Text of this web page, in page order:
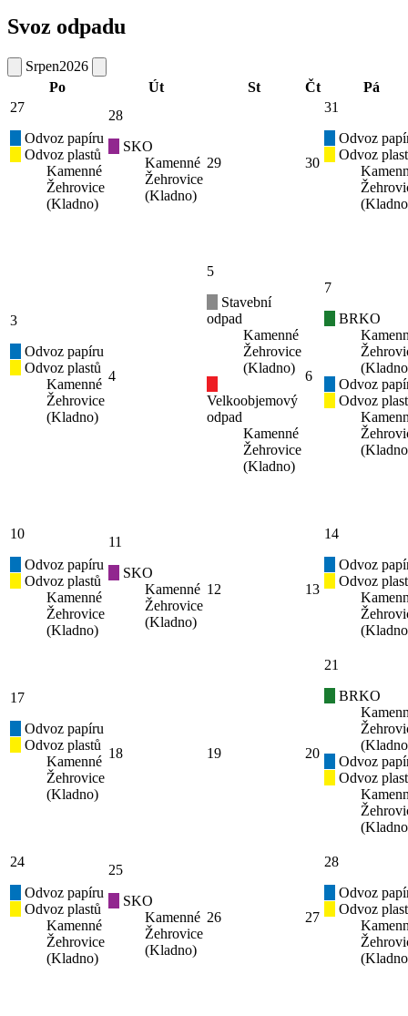
Svoz odpadu
Srpen2026
Po
Út St Čt
Pá
27
Odvoz papíru
Odvoz plastů
Kamenné
Žehrovice
(Kladno)
28
SKO
Kamenné
Žehrovice
(Kladno)
29 30
31
Odvoz
Odvoz
3
Odvoz papíru
Odvoz plastů
Kamenné
Žehrovice
(Kladno)
4
5
Stavební
odpad
Kamenné
Žehrovice
(Kladno)
Velkoobjemový
odpad
Kamenné
Žehrovice
(Kladno)
6
7
BRKO
Odvoz
Odvoz
10
Odvoz papíru
Odvoz plastů
Kamenné
Žehrovice
(Kladno)
11
SKO
Kamenné
Žehrovice
(Kladno)
12 13
14
Odvoz
Odvoz
17
Odvoz papíru
Odvoz plastů
Kamenné
Žehrovice
(Kladno)
18 19 20
21
BRKO
Odvoz
Odvoz
24
Odvoz papíru
Odvoz plastů
Kamenné
Žehrovice
(Kladno)
25
SKO
Kamenné
Žehrovice
(Kladno)
26 27
28
Odvoz
Odvoz